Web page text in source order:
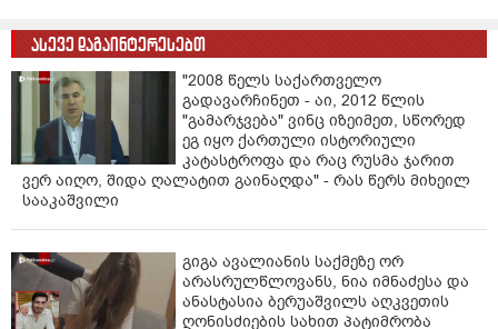
ასევე დაგაინტერესებთ
"2008 წელს საქართველო
გადავარჩინეთ - აი, 2012 წლის
"გამარჯვება" ვინც იზეიმეთ, სწორედ
ეგ იყო ქართული ისტორიული
კატასტროფა და რაც რუსმა ჯარით
ვერ აიღო, შიდა ღალატით გაინაღდა" - რას წერს მიხეილ
სააკაშვილი
გიგა ავალიანის საქმეზე ორ
არასრულწლოვანს, ნია იმნაძესა და
ანასტასია ბერუაშვილს აღკვეთის
ღონისძიების სახით პატიმრობა